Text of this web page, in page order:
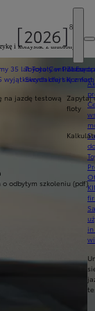
35 lat Toyoty w Polsce
wyjątkowych ofert
na jazdę testową
Toyota Central
Skontaktuj się zKomfort
Zapytaj
floty
o odbytym szkoleniu (pdf)
i korzystać z ulubionych